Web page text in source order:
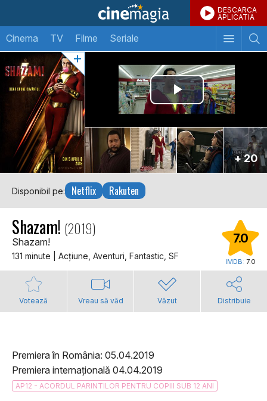
DESCARCA
APLICATIA
Cinema TV Filme Seriale
+ 20
Disponibil pe: Netflix Rakuten
Shazam! (2019)
Shazam!
131 minute | Acţiune, Aventuri, Fantastic, SF
7.0
IMDB: 7.0
Votează Vreau să văd Văzut Distribuie
Premiera în România: 05.04.2019
Premiera internațională 04.04.2019
AP12 - ACORDUL PARINTILOR PENTRU COPIII SUB 12 ANI